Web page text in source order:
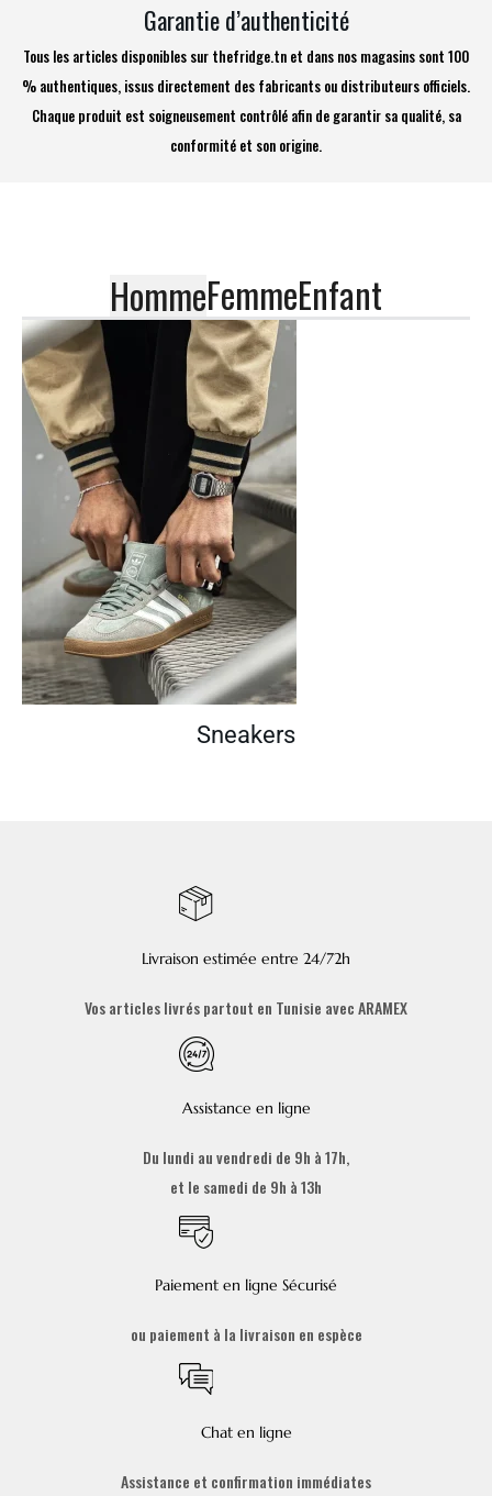
Garantie d’authenticité
Tous les articles disponibles sur thefridge.tn et dans nos magasins sont 100
% authentiques, issus directement des fabricants ou distributeurs officiels.
Chaque produit est soigneusement contrôlé afin de garantir sa qualité, sa
conformité et son origine.
HommeFemmeEnfant
Sneakers
Livraison estimée entre 24/72h
Vos articles livrés partout en Tunisie avec ARAMEX
Assistance en ligne
Du lundi au vendredi de 9h à 17h,
et le samedi de 9h à 13h
Paiement en ligne Sécurisé
ou paiement à la livraison en espèce
Chat en ligne
Assistance et confirmation immédiates